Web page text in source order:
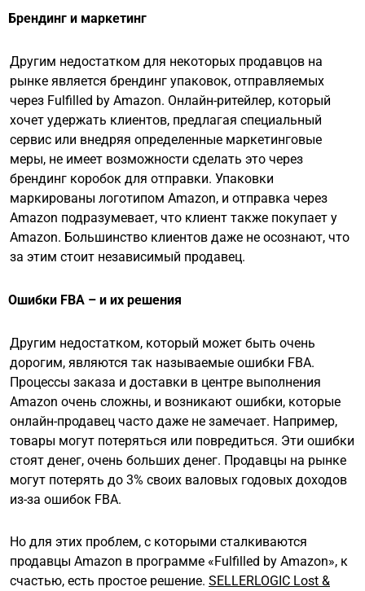
Брендинг и маркетинг
Другим недостатком для некоторых продавцов на
рынке является брендинг упаковок, отправляемых
через Fulfilled by Amazon. Онлайн-ритейлер, который
хочет удержать клиентов, предлагая специальный
сервис или внедряя определенные маркетинговые
меры, не имеет возможности сделать это через
брендинг коробок для отправки. Упаковки
маркированы логотипом Amazon, и отправка через
Amazon подразумевает, что клиент также покупает у
Amazon. Большинство клиентов даже не осознают, что
за этим стоит независимый продавец.
Ошибки FBA – и их решения
Другим недостатком, который может быть очень
дорогим, являются так называемые ошибки FBA.
Процессы заказа и доставки в центре выполнения
Amazon очень сложны, и возникают ошибки, которые
онлайн-продавец часто даже не замечает. Например,
товары могут потеряться или повредиться. Эти ошибки
стоят денег, очень больших денег. Продавцы на рынке
могут потерять до 3% своих валовых годовых доходов
из-за ошибок FBA.
Но для этих проблем, с которыми сталкиваются
продавцы Amazon в программе «Fulfilled by Amazon», к
счастью, есть простое решение. SELLERLOGIC Lost &